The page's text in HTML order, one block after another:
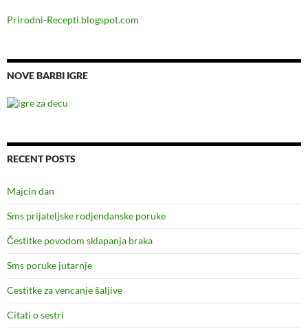
Prirodni-Recepti.blogspot.com
NOVE BARBI IGRE
RECENT POSTS
Majcin dan
Sms prijateljske rodjendanske poruke
Čestitke povodom sklapanja braka
Sms poruke jutarnje
Cestitke za vencanje šaljive
Citati o sestri